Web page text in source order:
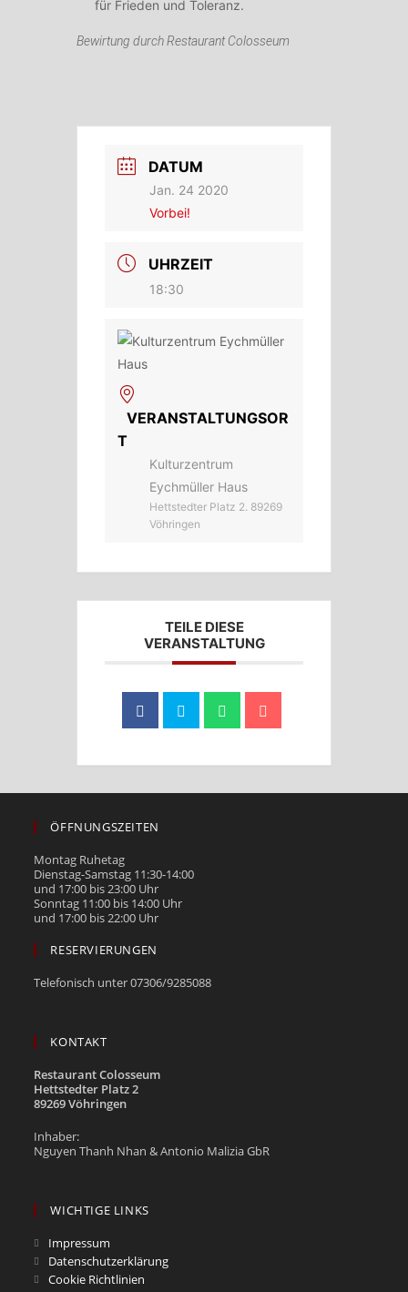
für Frieden und Toleranz.
Bewirtung durch Restaurant Colosseum
DATUM
Jan. 24 2020
Vorbei!
UHRZEIT
18:30
VERANSTALTUNGSOR
T
Kulturzentrum
Eychmüller Haus
Hettstedter Platz 2. 89269
Vöhringen
TEILE DIESE
VERANSTALTUNG
ÖFFNUNGSZEITEN
Montag Ruhetag
Dienstag-Samstag 11:30-14:00
und 17:00 bis 23:00 Uhr
Sonntag 11:00 bis 14:00 Uhr
und 17:00 bis 22:00 Uhr
RESERVIERUNGEN
Telefonisch unter 07306/9285088
KONTAKT
Restaurant Colosseum
Hettstedter Platz 2
89269 Vöhringen
Inhaber:
Nguyen Thanh Nhan & Antonio Malizia GbR
WICHTIGE LINKS
Impressum
Datenschutzerklärung
Cookie Richtlinien